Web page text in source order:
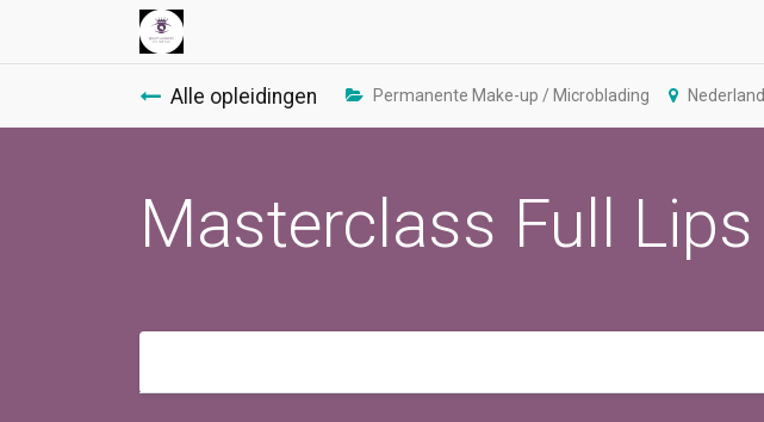
Alle opleidingen Permanente Make-up / Microblading Nederland
Masterclass Full Lips